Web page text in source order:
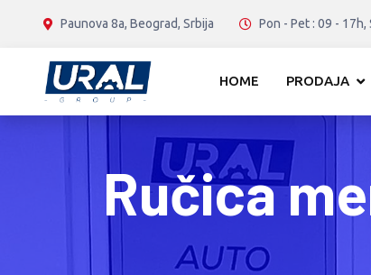
Paunova 8a, Beograd, Srbija Pon - Pet : 09 - 17h,
HOME PRODAJA
Ručica